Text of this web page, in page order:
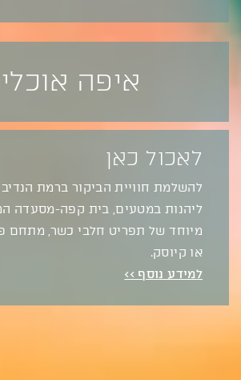
איפה
לאכול כאן
להשלמת חוויית הביקור ברמת
ליהנות במטעים, בית קפה-מסעדה
מיוחד של תפריט חלבי כשר, מתחם
או קיוסק.
למידע נוסף >>